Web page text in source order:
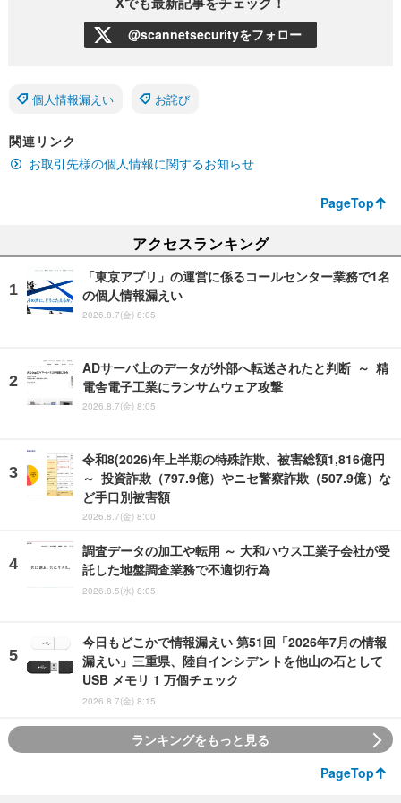
@scannetsecurityをフォロー
個人情報漏えい お詫び
関連リンク
お取引先様の個人情報に関するお知らせ
PageTop
アクセスランキング
「東京アプリ」の運営に係るコールセンター業務で1名
の個人情報漏えい
2026.8.7(金) 8:05
ADサーバ上のデータが外部へ転送されたと判断 ～ 精
電舎電子工業にランサムウェア攻撃
2026.8.7(金) 8:05
令和8(2026)年上半期の特殊詐欺、被害総額1,816億円
～ 投資詐欺（797.9億）やニセ警察詐欺（507.9億）な
ど手口別被害額
2026.8.7(金) 8:00
調査データの加工や転用 ～ 大和ハウス工業子会社が受
託した地盤調査業務で不適切行為
2026.8.5(水) 8:05
今日もどこかで情報漏えい 第51回「2026年7月の情報
漏えい」三重県、陸自インシデントを他山の石として
USB メモリ 1 万個チェック
2026.8.7(金) 8:15
ランキングをもっと見る
PageTop